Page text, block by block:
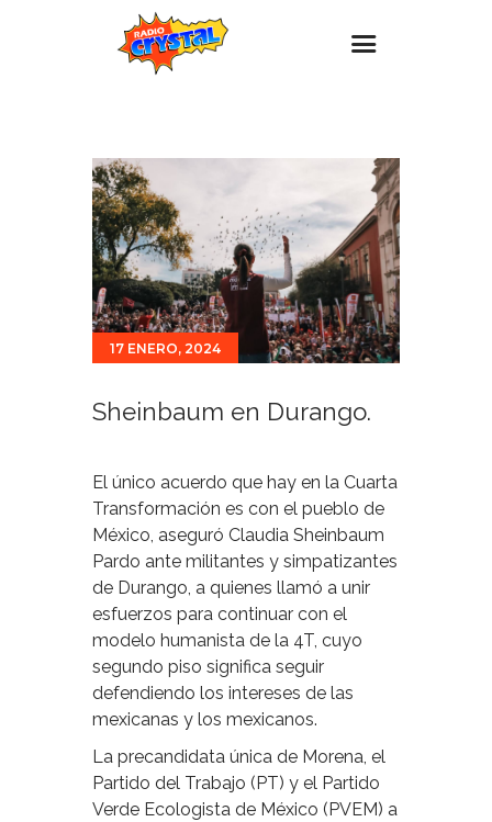
Estaciones
Eventos
Promociones
Noticias
Para ti
Contacto
17 ENERO, 2024
Sheinbaum en Durango.
El único acuerdo que hay en la Cuarta
Transformación es con el pueblo de
México, aseguró Claudia Sheinbaum
Pardo ante militantes y simpatizantes
de Durango, a quienes llamó a unir
esfuerzos para continuar con el
modelo humanista de la 4T, cuyo
segundo piso significa seguir
defendiendo los intereses de las
mexicanas y los mexicanos.
La precandidata única de Morena, el
Partido del Trabajo (PT) y el Partido
Verde Ecologista de México (PVEM) a